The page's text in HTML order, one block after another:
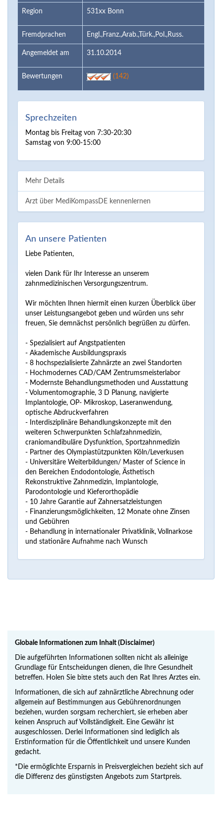
Region 531xx Bonn
Fremdprachen Engl.,Franz.,Arab.,Türk.,Pol.,Russ.
Angemeldet am 31.10.2014
Bewertungen (142)
Sprechzeiten
Montag bis Freitag von 7:30-20:30
Samstag von 9:00-15:00
Mehr Details
Arzt über MediKompassDE kennenlernen
An unsere Patienten
Liebe Patienten,
vielen Dank für Ihr Interesse an unserem
zahnmedizinischen Versorgungszentrum.
Wir möchten Ihnen hiermit einen kurzen Überblick über
unser Leistungsangebot geben und würden uns sehr
freuen, Sie demnächst persönlich begrüßen zu dürfen.
- Spezialisiert auf Angstpatienten
- Akademische Ausbildungspraxis
- 8 hochspezialisierte Zahnärzte an zwei Standorten
- Hochmodernes CAD/CAM Zentrumsmeisterlabor
- Modernste Behandlungsmethoden und Ausstattung
- Volumentomographie, 3 D Planung, navigierte
Implantologie, OP- Mikroskop, Laseranwendung,
optische Abdruckverfahren
- Interdisziplinäre Behandlungskonzepte mit den
weiteren Schwerpunkten Schlafzahnmedizin,
craniomandibuläre Dysfunktion, Sportzahnmedizin
- Partner des Olympiastützpunkten Köln/Leverkusen
- Universitäre Weiterbildungen/ Master of Science in
den Bereichen Endodontologie, Ästhetisch
Rekonstruktive Zahnmedizin, Implantologie,
Parodontologie und Kieferorthopädie
- 10 Jahre Garantie auf Zahnersatzleistungen
- Finanzierungsmöglichkeiten, 12 Monate ohne Zinsen
und Gebühren
- Behandlung in internationaler Privatklinik, Vollnarkose
und stationäre Aufnahme nach Wunsch
Globale Informationen zum Inhalt (Disclaimer)
Die aufgeführten Informationen sollten nicht als alleinige
Grundlage für Entscheidungen dienen, die Ihre Gesundheit
betreffen. Holen Sie bitte stets auch den Rat Ihres Arztes ein.
Informationen, die sich auf zahnärztliche Abrechnung oder
allgemein auf Bestimmungen aus Gebührenordnungen
beziehen, wurden sorgsam recherchiert, sie erheben aber
keinen Anspruch auf Vollständigkeit. Eine Gewähr ist
ausgeschlossen. Derlei Informationen sind lediglich als
Erstinformation für die Öffentlichkeit und unsere Kunden
gedacht.
*Die ermöglichte Ersparnis in Preisvergleichen bezieht sich auf
die Differenz des günstigsten Angebots zum Startpreis.